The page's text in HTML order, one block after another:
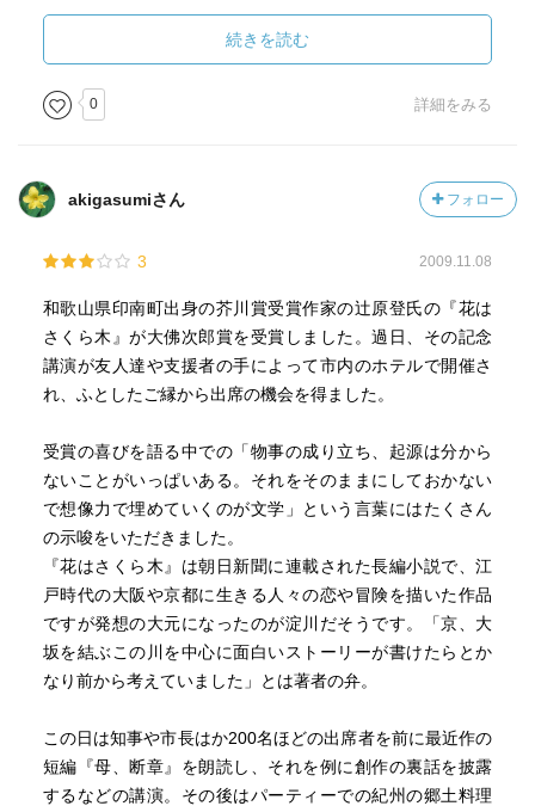
続きを読む
0 詳細をみる
akigasumiさん フォロー
3 2009.11.08
和歌山県印南町出身の芥川賞受賞作家の辻原登氏の『花は
さくら木』が大佛次郎賞を受賞しました。過日、その記念
講演が友人達や支援者の手によって市内のホテルで開催さ
れ、ふとしたご縁から出席の機会を得ました。
受賞の喜びを語る中での「物事の成り立ち、起源は分から
ないことがいっぱいある。それをそのままにしておかない
で想像力で埋めていくのが文学」という言葉にはたくさん
の示唆をいただきました。
『花はさくら木』は朝日新聞に連載された長編小説で、江
戸時代の大阪や京都に生きる人々の恋や冒険を描いた作品
ですが発想の大元になったのが淀川だそうです。「京、大
坂を結ぶこの川を中心に面白いストーリーが書けたらとか
なり前から考えていました」とは著者の弁。
この日は知事や市長はか200名ほどの出席者を前に最近作の
短編『母、断章』を朗読し、それを例に創作の裏話を披露
するなどの講演。その後はパーティーでの紀州の郷土料理